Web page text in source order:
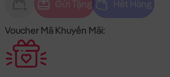
Gửi Tặng Hết Hàng
Voucher Mã Khuyến Mãi: